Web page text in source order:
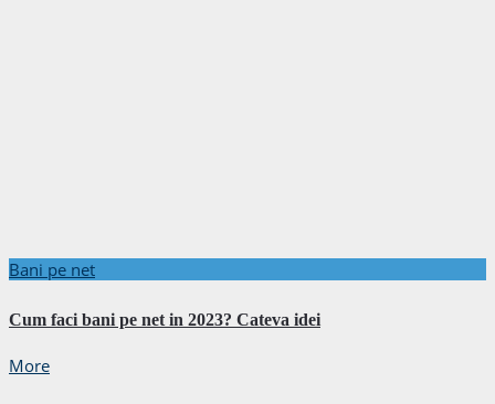
Bani pe net
Cum faci bani pe net in 2023? Cateva idei
More